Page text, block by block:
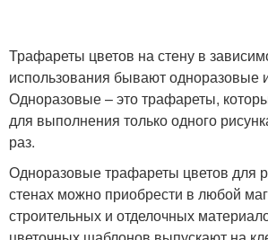
Трафареты цветов на стену в
использования бывают одноразовые
Одноразовые – это трафареты,
для выполнения только одного
раз.
Одноразовые трафареты цветов для
стенах можно приобрести в любой
строительных и отделочных